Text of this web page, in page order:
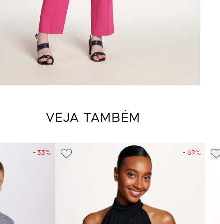
VEJA TAMBÉM
- 33% - 69%